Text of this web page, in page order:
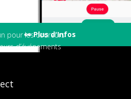
👀 Plus d'Infos
pour les coureurs
d’événements